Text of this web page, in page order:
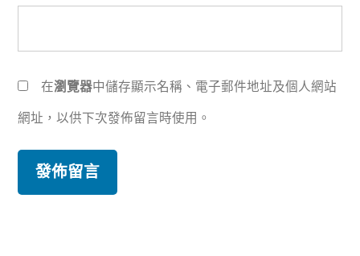
在瀏覽器中儲存顯示名稱、電子郵件地址及個人網站
網址，以供下次發佈留言時使用。